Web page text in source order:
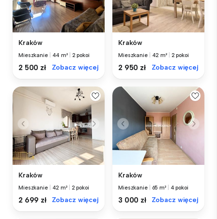
Kraków
Mieszkanie 44 m² 2 pokoi
2 500 zł Zobacz więcej
Kraków
Mieszkanie 42 m² 2 pokoi
2 950 zł Zobacz więcej
Kraków
Mieszkanie 42 m² 2 pokoi
2 699 zł Zobacz więcej
Kraków
Mieszkanie 65 m² 4 pokoi
3 000 zł Zobacz więcej